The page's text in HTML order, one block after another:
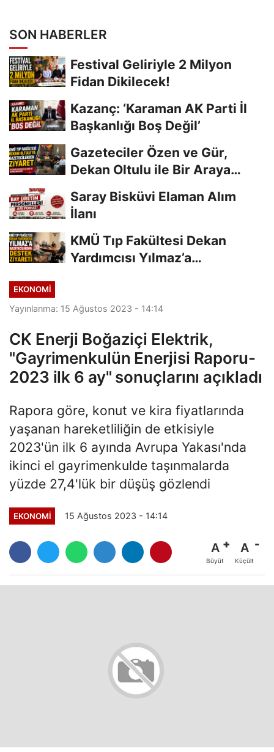
SON HABERLER
Festival Geliriyle 2 Milyon
Fidan Dikilecek!
Kazanç: ‘Karaman AK Parti İl
Başkanlığı Boş Değil’
Gazeteciler Özen ve Gür,
Dekan Oltulu ile Bir Araya
Saray Bisküvi Elaman Alım
İlanı
KMÜ Tıp Fakültesi Dekan
Yardımcısı Yılmaz’a
EKONOMI
Yayınlanma: 15 Ağustos 2023 - 14:14
CK Enerji Boğaziçi Elektrik,
"Gayrimenkulün Enerjisi Raporu-
2023 ilk 6 ay" sonuçlarını açıkladı
Rapora göre, konut ve kira fiyatlarında
yaşanan hareketliliğin de etkisiyle
2023'ün ilk 6 ayında Avrupa Yakası'nda
ikinci el gayrimenkulde taşınmalarda
yüzde 27,4'lük bir düşüş gözlendi
EKONOMI 15 Ağustos 2023 - 14:14
A
Büyüt
A
Küçült